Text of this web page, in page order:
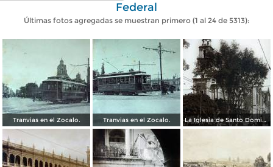
Federal
Últimas fotos agregadas se muestran primero (1 al 24 de 5313):
Tranvias en el Zocalo. Tranvias en el Zocalo. La Iglesia de Santo Domingo.